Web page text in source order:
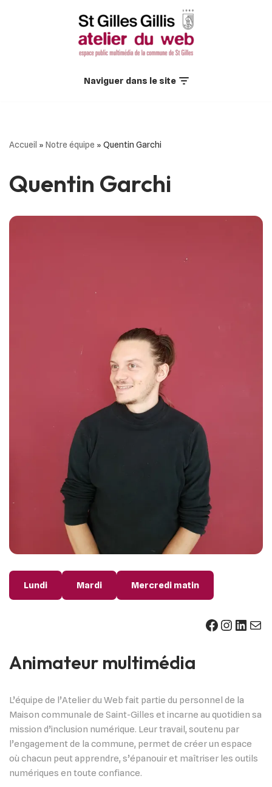
Naviguer dans le site
Accueil » Notre équipe » Quentin Garchi
Quentin Garchi
Lundi Mardi Mercredi matin
Animateur multimédia
L’équipe de l’Atelier du Web fait partie du personnel de la
Maison communale de Saint-Gilles et incarne au quotidien sa
mission d’inclusion numérique. Leur travail, soutenu par
l’engagement de la commune, permet de créer un espace
où chacun peut apprendre, s’épanouir et maîtriser les outils
numériques en toute confiance.